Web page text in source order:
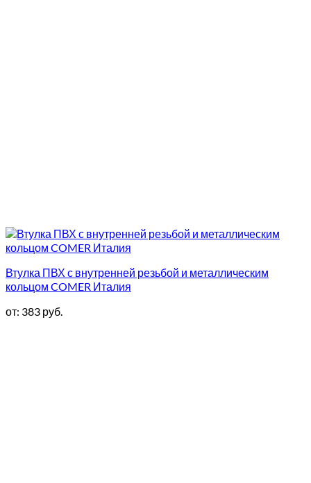
Втулка ПВХ с внутренней резьбой и металлическим
кольцом COMER Италия
от: 383 руб.